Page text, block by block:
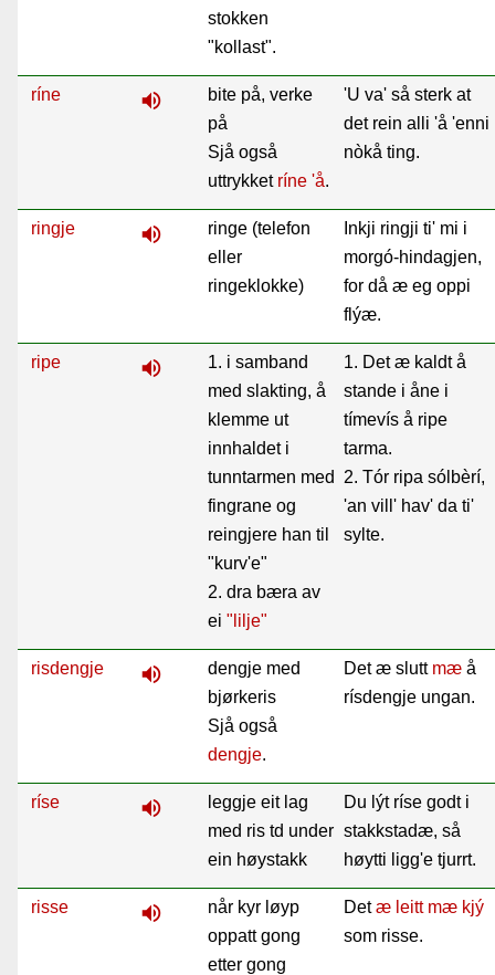
stokken
"kollast".
ríne volume_up
bite på, verke
på
Sjå også
uttrykket ríne 'å.
'U va' så sterk at
det rein alli 'å 'enni
nòkå ting.
ringje volume_up
ringe (telefon
eller
ringeklokke)
Inkji ringji ti' mi i
morgó-hindagjen,
for då æ eg oppi
flýæ.
ripe volume_up
1. i samband
med slakting, å
klemme ut
innhaldet i
tunntarmen med
fingrane og
reingjere han til
"kurv'e"
2. dra bæra av
ei "lilje"
1. Det æ kaldt å
stande i åne i
tímevís å ripe
tarma.
2. Tór ripa sólbèrí,
'an vill' hav' da ti'
sylte.
risdengje volume_up
dengje med
bjørkeris
Sjå også
dengje.
Det æ slutt mæ å
rísdengje ungan.
ríse volume_up
leggje eit lag
med ris td under
ein høystakk
Du lýt ríse godt i
stakkstadæ, så
høytti ligg'e tjurrt.
risse volume_up
når kyr løyp
oppatt gong
etter gong
Detæ leitt mæ kjý
som risse.